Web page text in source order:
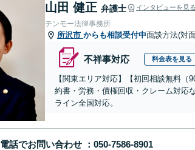
山田 健正 弁護士 インタビューを見る
テンモー法律事務所
所沢市 からも相談受付中面談方法(対
不祥事対応 料金表を見る
【関東エリア対応】【初回相談無料
約書・労務・債権回収・クレーム対応
ライン全国対応。
電話でお問い合わせ